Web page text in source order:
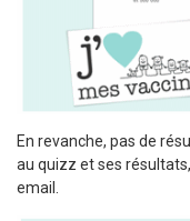
En revanche, pas de
au quizz et ses
email.